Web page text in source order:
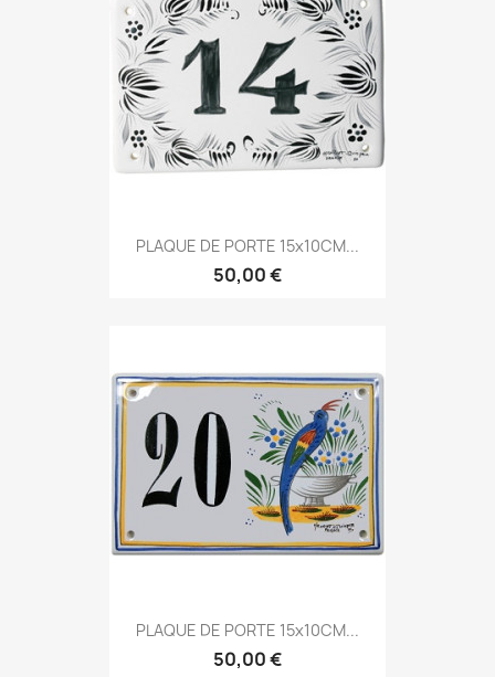
PLAQUE DE PORTE 15x10CM...
50,00 €
PLAQUE DE PORTE 15x10CM...
50,00 €